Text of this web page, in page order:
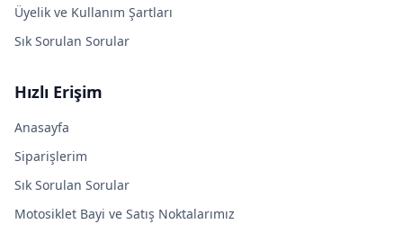
Üyelik ve Kullanım Şartları
Sık Sorulan Sorular
Hızlı Erişim
Anasayfa
Siparişlerim
Sık Sorulan Sorular
Motosiklet Bayi ve Satış Noktalarımız